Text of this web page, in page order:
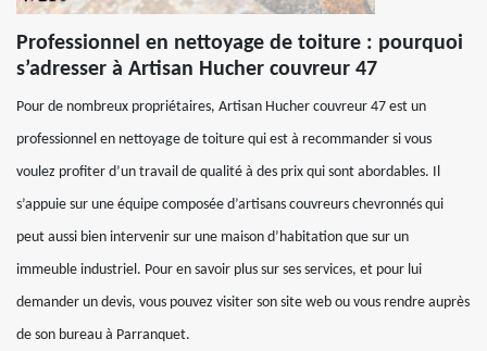
Professionnel en nettoyage de toiture : pourquoi
s’adresser à Artisan Hucher couvreur 47
Pour de nombreux propriétaires, Artisan Hucher couvreur 47 est un
professionnel en nettoyage de toiture qui est à recommander si vous
voulez profiter d’un travail de qualité à des prix qui sont abordables. Il
s’appuie sur une équipe composée d’artisans couvreurs chevronnés qui
peut aussi bien intervenir sur une maison d’habitation que sur un
immeuble industriel. Pour en savoir plus sur ses services, et pour lui
demander un devis, vous pouvez visiter son site web ou vous rendre auprès
de son bureau à Parranquet.